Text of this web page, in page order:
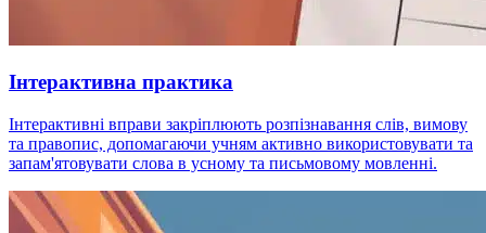
Інтерактивна практика
Інтерактивні вправи закріплюють розпізнавання слів, вимову
та правопис, допомагаючи учням активно використовувати та
запам'ятовувати слова в усному та письмовому мовленні.